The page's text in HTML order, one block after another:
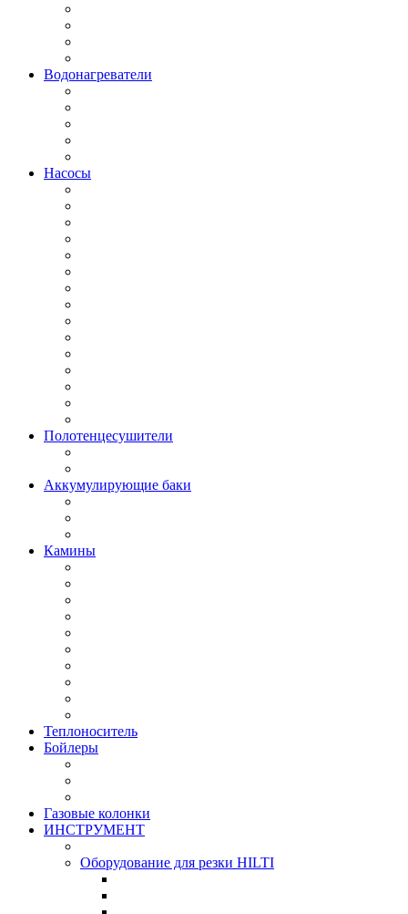
Водонагреватели
Насосы
Полотенцесушители
Аккумулирующие баки
Камины
Теплоноситель
Бойлеры
Газовые колонки
ИНСТРУМЕНТ
Оборудование для резки HILTI